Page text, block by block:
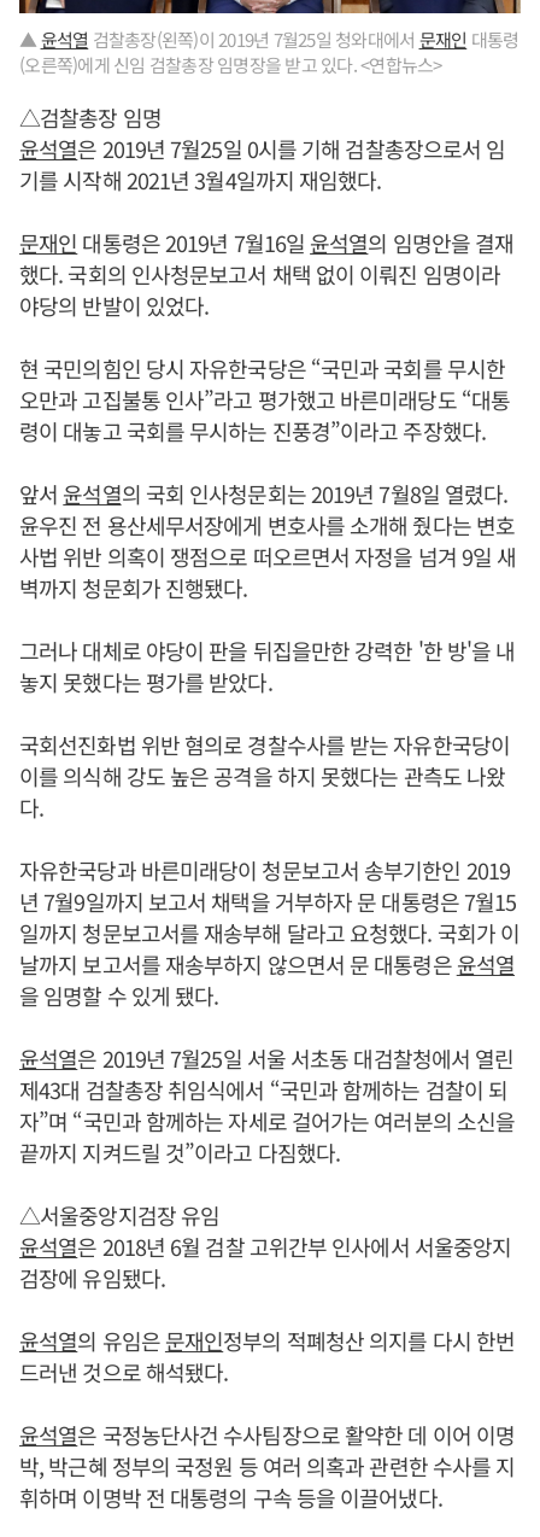
▲윤석열 검찰총장(왼쪽)이 2019년 7월25일 청와대에서 문재인 대통령
(오른쪽)에게 신임 검찰총장 임명장을 받고 있다. <연합뉴스>
△검찰총장 임명
윤석열은 2019년 7월25일 0시를 기해 검찰총장으로서 임
기를 시작해 2021년 3월4일까지 재임했다.
문재인 대통령은 2019년 7월16일 윤석열의 임명안을 결재
했다. 국회의 인사청문보고서 채택 없이 이뤄진 임명이라
야당의 반발이 있었다.
현 국민의힘인 당시 자유한국당은 “국민과 국회를 무시한
오만과 고집불통 인사”라고 평가했고 바른미래당도 “대통
령이 대놓고 국회를 무시하는 진풍경”이라고 주장했다.
앞서 윤석열의 국회 인사청문회는 2019년 7월8일 열렸다.
윤우진 전 용산세무서장에게 변호사를 소개해 줬다는 변호
사법 위반 의혹이 쟁점으로 떠오르면서 자정을 넘겨 9일 새
벽까지 청문회가 진행됐다.
그러나 대체로 야당이 판을 뒤집을만한 강력한 '한 방'을 내
놓지 못했다는 평가를 받았다.
국회선진화법 위반 혐의로 경찰수사를 받는 자유한국당이
이를 의식해 강도 높은 공격을 하지 못했다는 관측도 나왔
다.
자유한국당과 바른미래당이 청문보고서 송부기한인 2019
년 7월9일까지 보고서 채택을 거부하자 문 대통령은 7월15
일까지 청문보고서를 재송부해 달라고 요청했다. 국회가 이
날까지 보고서를 재송부하지 않으면서 문 대통령은윤석열
을 임명할 수 있게 됐다.
윤석열은 2019년 7월25일 서울 서초동 대검찰청에서 열린
제43대 검찰총장 취임식에서 “국민과 함께하는 검찰이 되
자”며 “국민과 함께하는 자세로 걸어가는 여러분의 소신을
끝까지 지켜드릴 것”이라고 다짐했다.
△서울중앙지검장 유임
윤석열은 2018년 6월 검찰 고위간부 인사에서 서울중앙지
검장에 유임됐다.
윤석열의 유임은문재인정부의 적폐청산 의지를 다시 한번
드러낸 것으로 해석됐다.
윤석열은 국정농단사건 수사팀장으로 활약한 데 이어 이명
박, 박근혜 정부의 국정원 등 여러 의혹과 관련한 수사를 지
휘하며 이명박 전 대통령의 구속 등을 이끌어냈다.